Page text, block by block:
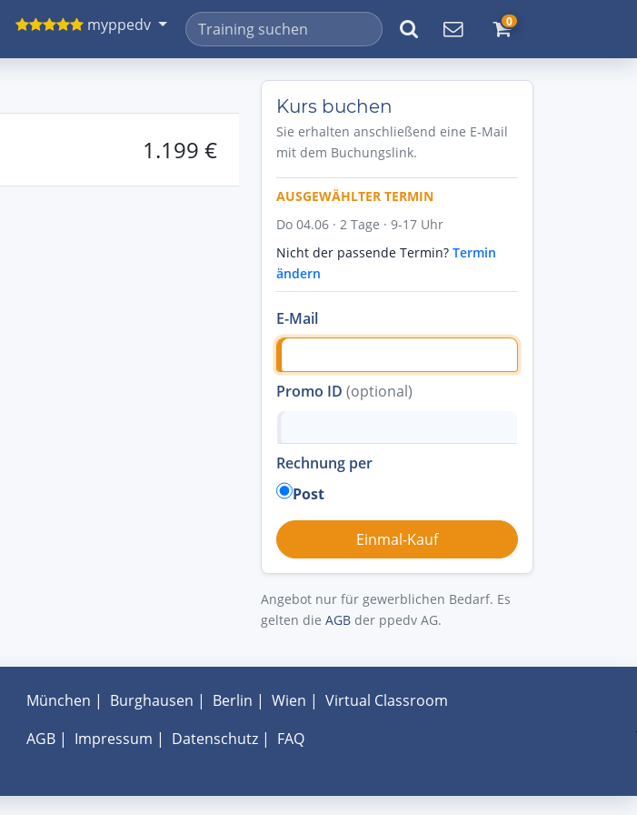
myppedv 0
1.199 €
Kurs buchen
Sie erhalten anschließend eine E-Mail
mit dem Buchungslink.
AUSGEWÄHLTER TERMIN
Do 04.06 · 2 Tage · 9-17 Uhr
Nicht der passende Termin? Termin
ändern
E-Mail
Promo ID (optional)
Rechnung per
Post
Angebot nur für gewerblichen Bedarf. Es
gelten die AGB der ppedv AG.
München | Burghausen | Berlin | Wien | Virtual Classroom
AGB| Impressum | Datenschutz| FAQ